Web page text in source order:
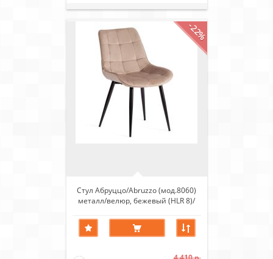
-22%
Стул Абруццо/Abruzzo (мод.8060)
металл/велюр, бежевый (HLR 8)/